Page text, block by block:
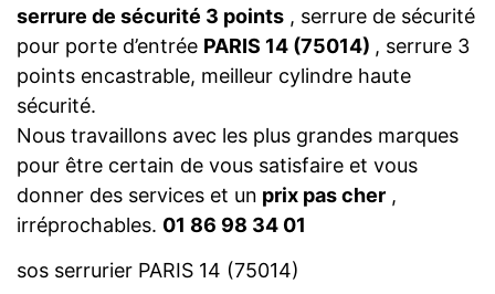
serrure de sécurité 3 points , serrure de sécurité
pour porte d’entrée PARIS 14 (75014) , serrure 3
points encastrable, meilleur cylindre haute
sécurité.
Nous travaillons avec les plus grandes marques
pour être certain de vous satisfaire et vous
donner des services et un prix pas cher ,
irréprochables. 01 86 98 34 01
sos serrurier PARIS 14 (75014)